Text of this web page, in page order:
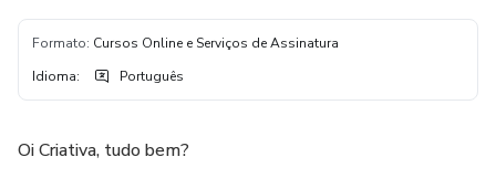
Formato: Cursos Online e Serviços de Assinatura
Idioma: Português
Oi Criativa, tudo bem?